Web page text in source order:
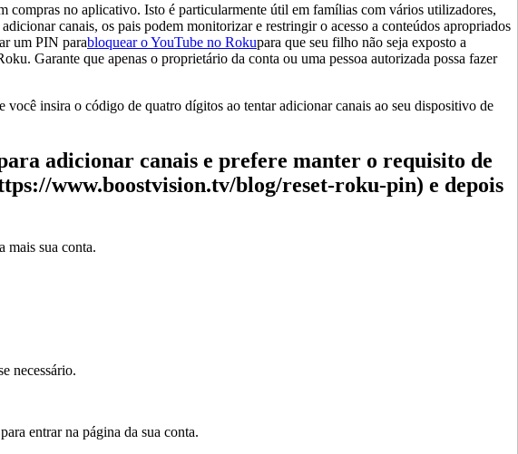
compras no aplicativo. Isto é particularmente útil em famílias com vários utilizadores,
canais, os pais podem monitorizar e restringir o acesso a conteúdos apropriados
um PIN parabloquear o YouTube no Rokupara que seu filho não seja exposto a
Garante que apenas o proprietário da conta ou uma pessoa autorizada possa fazer
insira o código de quatro dígitos ao tentar adicionar canais ao seu dispositivo de
adicionar canais e prefere manter o requisito de
www.boostvision.tv/blog/reset-roku-pin) e depois
mais sua conta.
necessário.
entrar na página da sua conta.